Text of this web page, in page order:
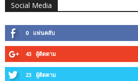
Social Media
0 แฟนคลับ
43 ผู้ติดตาม
23 ผู้ติดตาม